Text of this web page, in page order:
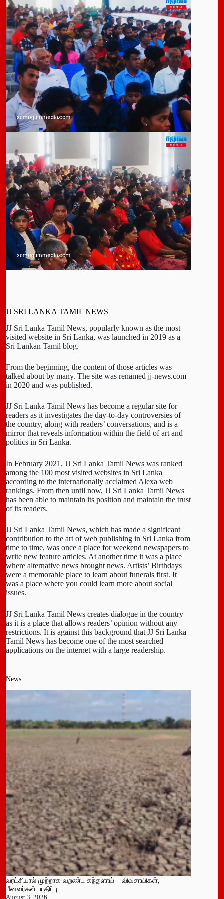
JJ SRI LANKA TAMIL NEWS
JJ Sri Lanka Tamil News, popularly known as the most
visited website in Sri Lanka, was launched in 2019 as a
Sri Lankan Tamil blog.
From the beginning, the content of those articles was
talked about by many. The site was renamed jj-news.com
in 2020 and was published.
JJ Sri Lanka Tamil News has become a regular site for
readers as it investigates the day-to-day controversies of
the country, along with readers’ conversations, and is a
mirror that reveals information within the field of art and
politics in Sri Lanka.
In February 2021, JJ Sri Lanka Tamil News was ranked
among the 100 most visited websites in Sri Lanka
according to the internationally acclaimed Alexa web
rankings. From then until now, JJ Sri Lanka Tamil News
has been able to maintain its position and maintain the trust
of its readers.
JJ Sri Lanka Tamil News, which has made a significant
contribution to the art of web publishing in Sri Lanka from
time to time, was once a place for weekend newspapers to
write new feature articles. At another time it was a place
where alternative news brought news. Artists’ Birthdays
were a memorable place to learn about funerals first. It
was a place where you could learn more about social
issues.
JJ Sri Lanka Tamil News creates dialogue in the country
as it is a place that allows readers’ opinion without any
restrictions. It is against this background that JJ Sri Lanka
Tamil News has become one of the most searched
applications on the internet with a large readership.
News
வரட்சியால் முற்றாக வறண்ட கந்தளாய் – விவசாயிகள்,
மீனவர்கள் பாதிப்பு
August 3, 2026